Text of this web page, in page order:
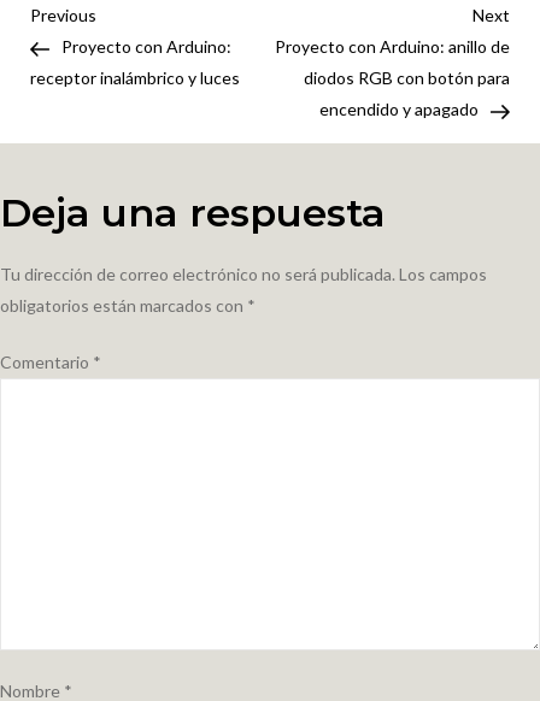
the
endgame
Navegación
de
entradas
Previous
Post
Previous
Proyecto con Arduino:
receptor inalámbrico y luces
Next
Proyecto con Arduino: anillo de
diodos RGB con botón para
encendido y apagado
Deja una respuesta
Tu dirección de correo electrónico no será publicada. Los campos
obligatorios están marcados con *
Comentario *
Nombre *